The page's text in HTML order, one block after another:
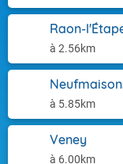
Raon-
à 2.56km
à 5.85km
Veney
à 6.00km